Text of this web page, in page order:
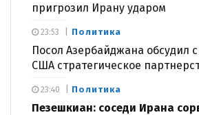
пригрозил Ирану ударом
Политика
Посол Азербайджана обсудил
США стратегическое
23:53
Политика
Пезешкиан: соседи Ирана
23:40